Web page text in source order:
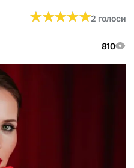
810
★★★★★
★★★★★2 голоси